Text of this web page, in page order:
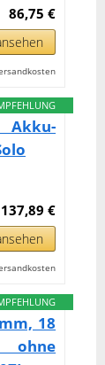
86,75 €
Akku-
137,89 €
18